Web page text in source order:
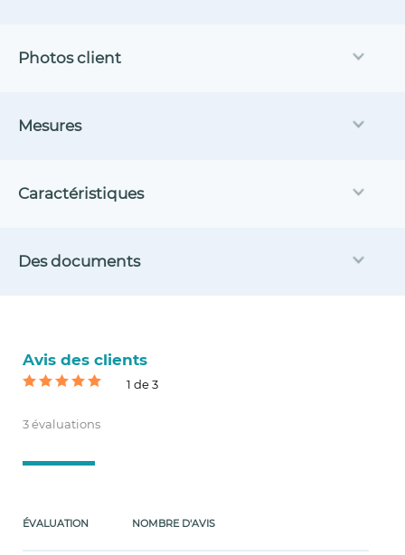
Photos client
Mesures
Caractéristiques
Des documents
Avis des clients
1 de 3
3 évaluations
ÉVALUATION NOMBRE D'AVIS